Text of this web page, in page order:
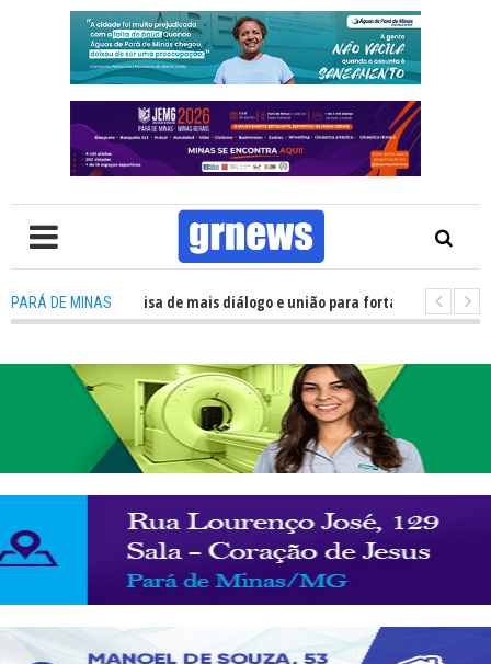
PARÁ DE MINAS
TV: Política precisa de mais diálogo e união para fortalecer Minas e